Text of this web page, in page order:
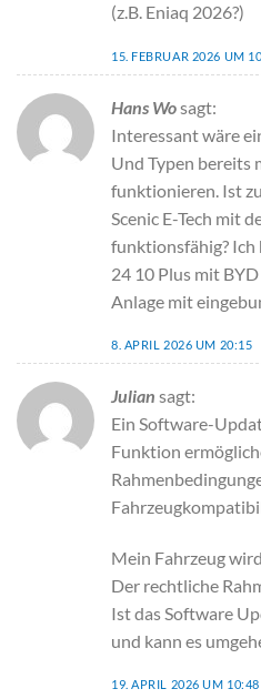
(z.B. Eniaq 2026?)
15. FEBRUAR 2026 UM
Hans Wosagt:
Interessant wäre
Und Typen bereits
funktionieren. Ist
Scenic E-Tech mit
funktionsfähig? Ich
24 10 Plus mit
Anlage mit
8. APRIL 2026 UM 20:15
Julian sagt:
Ein Software-
Funktion
Mein Fahrzeug
Der rechtliche
Ist das Software
und kann es
19. APRIL 2026 UM 10:48